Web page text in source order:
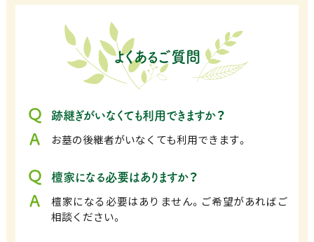
よくあるご質問
跡継ぎがいなくても利用できますか？
お墓の後継者がいなくても利用できます。
檀家になる必要はありますか？
檀家になる必要はありません。ご希望があればご
相談ください。